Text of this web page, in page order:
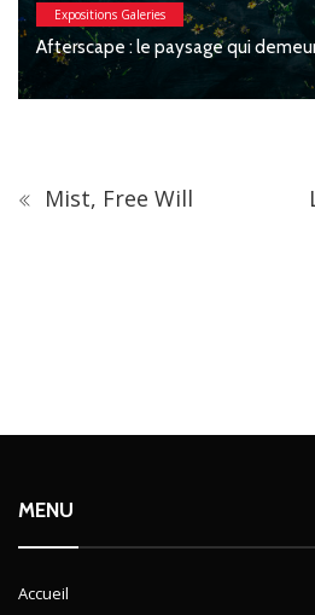
Expositions Galeries
Afterscape : le paysage qui
Mist, Free Will
MENU
Accueil